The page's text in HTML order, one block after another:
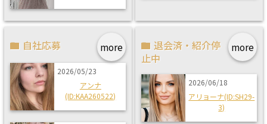
more
自社応募
2026/05/23
アンナ
(ID:KAA260522)
more
退会済・紹介停
止中
2026/06/18
アリョーナ(ID:SH29-
3)